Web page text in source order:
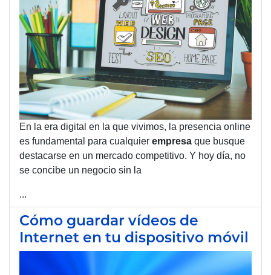
En la era digital en la que vivimos, la presencia online
es fundamental para cualquier empresa que busque
destacarse en un mercado competitivo. Y hoy día, no
se concibe un negocio sin la
...
Cómo guardar vídeos de
Internet en tu dispositivo móvil